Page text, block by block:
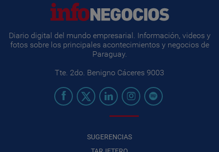
Diario digital del mundo empresarial. Información, videos y
fotos sobre los principales acontecimientos y negocios de
Paraguay.
Tte. 2do. Benigno Cáceres 9003
SUGERENCIAS